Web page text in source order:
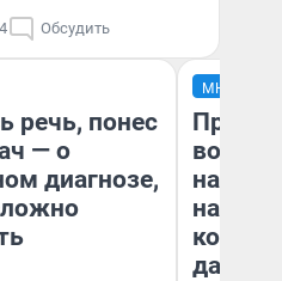
Обсудить
речь, понес
— о
диагнозе,
МНЕНИЕ
нам
даже